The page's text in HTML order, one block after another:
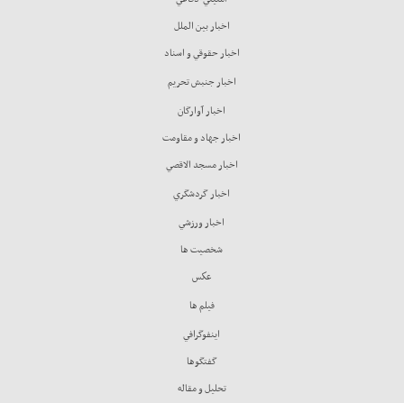
اخبار بين الملل
اخبار حقوقي و اسناد
اخبار جنبش تحريم
اخبار آوارگان
اخبار جهاد و مقاومت
اخبار مسجد الاقصي
اخبار گردشگري
اخبار ورزشي
شخصيت ها
عكس
فيلم ها
اينفوگرافي
گفتگوها
تحليل و مقاله